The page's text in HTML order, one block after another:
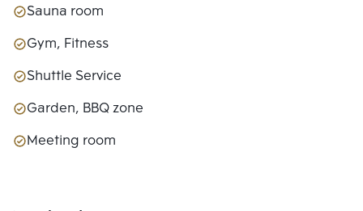
Sauna room
Gym, Fitness
Shuttle Service
Garden, BBQ zone
Meeting room